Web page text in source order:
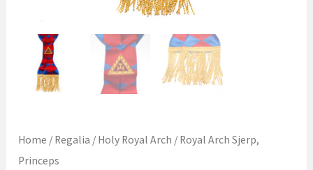
Home / Regalia / Holy Royal Arch / Royal Arch Sjerp,
Princeps